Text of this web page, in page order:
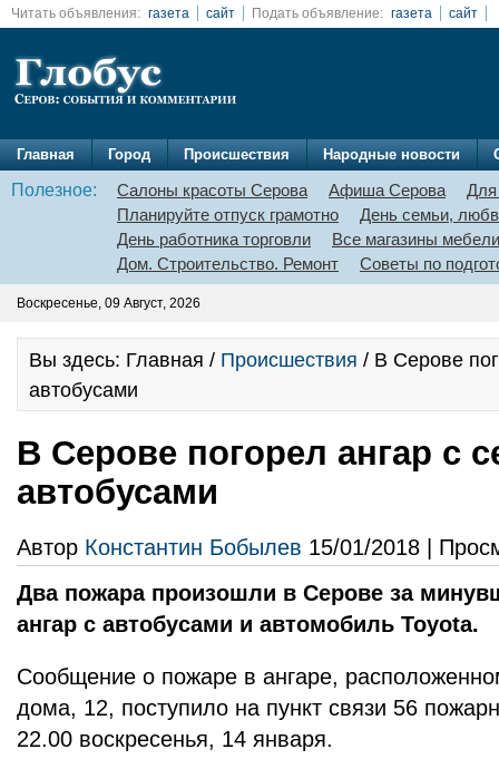
Читать объявления: газета сайт Подать объявление: газета сайт
Главная Город Происшествия Народные новости
Полезное: Салоны красоты Серова Афиша Серова
Для
Планируйте отпуск грамотно
День семьи,
День работника торговли
Все магазины мебели
Дом. Строительство. Ремонт
Советы по
Воскресенье, 09 Август, 2026
Вы здесь: Главная / Происшествия / В Серове
автобусами
В Серове погорел ангар с
автобусами
Автор Константин Бобылев 15/01/2018 |
Два пожара произошли в Серове за
ангар с автобусами и автомобиль Toyota.
Сообщение о пожаре в ангаре,
дома, 12, поступило на пункт связи 56
22.00 воскресенья, 14 января.